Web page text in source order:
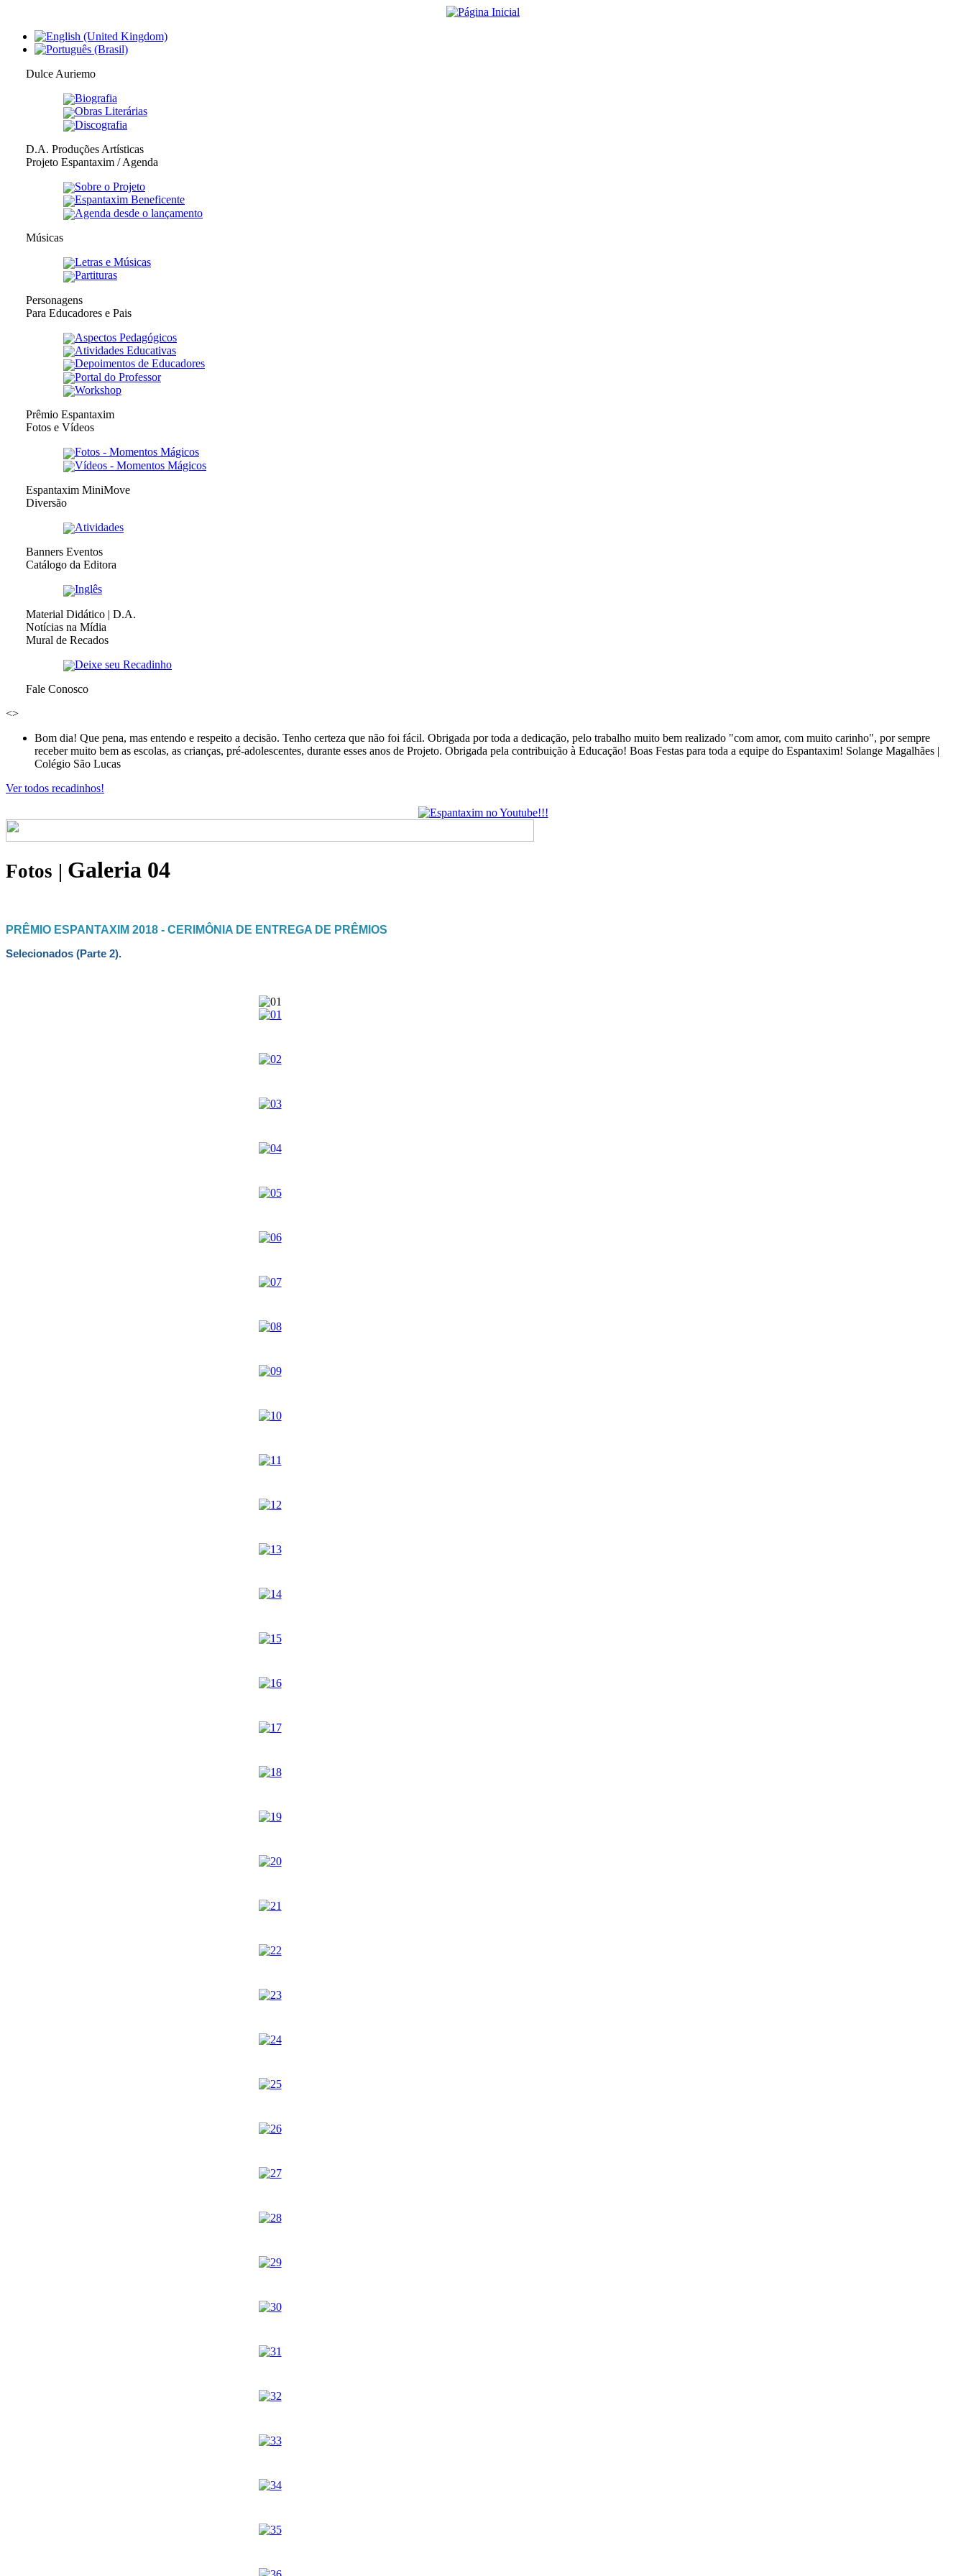
Dulce Auriemo
Biografia
Obras Literárias
Discografia
D.A. Produções Artísticas
Projeto Espantaxim / Agenda
Sobre o Projeto
Espantaxim Beneficente
Agenda desde o lançamento
Músicas
Letras e Músicas
Partituras
Personagens
Para Educadores e Pais
Aspectos Pedagógicos
Atividades Educativas
Depoimentos de Educadores
Portal do Professor
Workshop
Prêmio Espantaxim
Fotos e Vídeos
Fotos - Momentos Mágicos
Vídeos - Momentos Mágicos
Espantaxim MiniMove
Diversão
Atividades
Banners Eventos
Catálogo da Editora
Inglês
Material Didático | D.A.
Notícias na Mídia
Mural de Recados
Deixe seu Recadinho
Fale Conosco
<>
Bom dia! Que pena, mas entendo e respeito a decisão. Tenho certeza que não foi fácil. Obrigada por toda a dedicação, pelo trabalho muito bem realizado "com amor, com muito carinho", por sempre
receber muito bem as escolas, as crianças, pré-adolescentes, durante esses anos de Projeto. Obrigada pela contribuição à Educação! Boas Festas para toda a equipe do Espantaxim! Solange Magalhães |
Colégio São Lucas
Ver todos recadinhos!
Fotos | Galeria 04
PRÊMIO ESPANTAXIM 2018 - CERIMÔNIA DE ENTREGA DE PRÊMIOS
Selecionados (Parte 2).